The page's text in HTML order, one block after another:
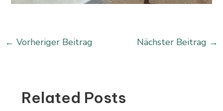
← Vorheriger Beitrag Nächster Beitrag →
Related Posts